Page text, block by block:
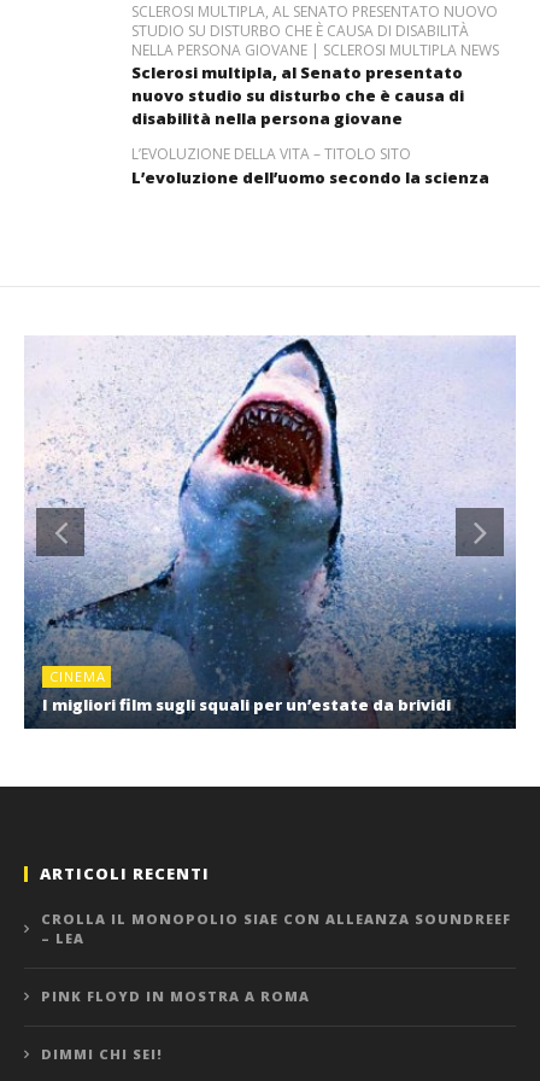
SCLEROSI MULTIPLA, AL SENATO PRESENTATO NUOVO
STUDIO SU DISTURBO CHE È CAUSA DI DISABILITÀ
NELLA PERSONA GIOVANE | SCLEROSI MULTIPLA NEWS
Sclerosi multipla, al Senato presentato
nuovo studio su disturbo che è causa di
disabilità nella persona giovane
L’EVOLUZIONE DELLA VITA – TITOLO SITO
L’evoluzione dell’uomo secondo la scienza
CINEMA
I migliori film sugli squali per un’estate da brividi
ARTICOLI RECENTI
CROLLA IL MONOPOLIO SIAE CON ALLEANZA SOUNDREEF
– LEA
PINK FLOYD IN MOSTRA A ROMA
DIMMI CHI SEI!